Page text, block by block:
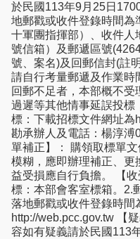
於民國113年9月25日
地郵戳或收件登錄時間為
十軍團指揮部）、收件人
號信箱）及郵遞區號
號、案名)及回郵信封(註
請自行考量郵遞及作業時
回郵不足者，本部概不
過遲等其他情事延誤投標
標：下載招標文件網址為
勘承辦人及電話：楊淳
單補正】： 購領取標單
模糊，應即辦理補正、更
益受損應自行負擔。 【
標：本部會客室標箱。2.
落地郵戳或收件登錄時間
http://web.pcc.gov.tw 【
容如有疑義請於民國113